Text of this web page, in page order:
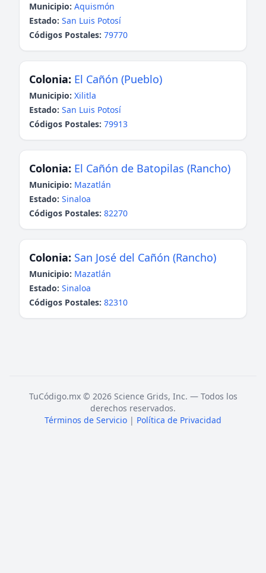
Municipio: Aquismón
Estado: San Luis Potosí
Códigos Postales: 79770
Colonia: El Cañón (Pueblo)
Municipio: Xilitla
Estado: San Luis Potosí
Códigos Postales: 79913
Colonia: El Cañón de Batopilas (Rancho)
Municipio: Mazatlán
Estado: Sinaloa
Códigos Postales: 82270
Colonia: San José del Cañón (Rancho)
Municipio: Mazatlán
Estado: Sinaloa
Códigos Postales: 82310
TuCódigo.mx © 2026 Science Grids, Inc. — Todos los
derechos reservados.
Términos de Servicio | Política de Privacidad